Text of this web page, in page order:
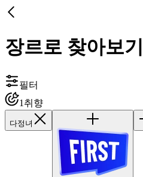
장르로 찾아보기
필터
1 취향
다정녀